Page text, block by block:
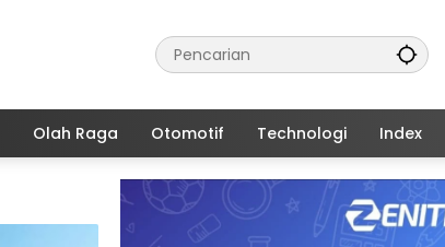
Olah Raga Otomotif Technologi Index